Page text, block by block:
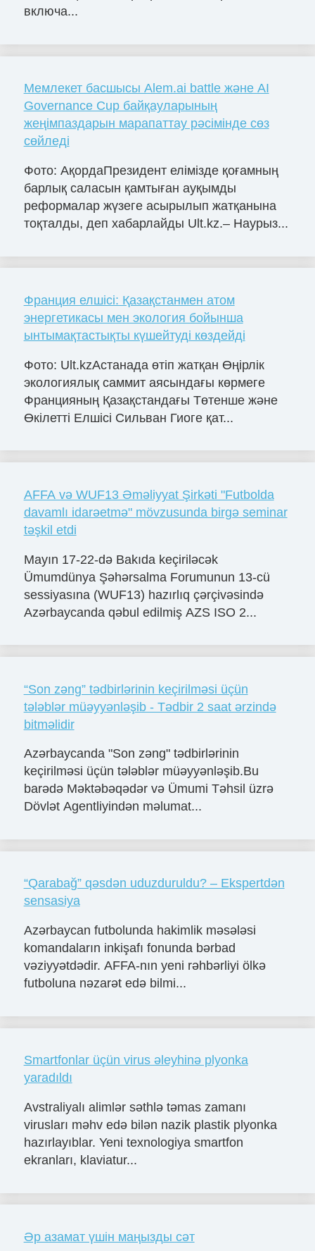
включа...
Мемлекет басшысы Alem.ai battle және AI
Governance Cup байқауларының
жеңімпаздарын марапаттау рәсімінде сөз
сөйледі
Фото: АқордаПрезидент елімізде қоғамның
барлық саласын қамтыған ауқымды
реформалар жүзеге асырылып жатқанына
тоқталды, деп хабарлайды Ult.kz.– Наурыз...
Франция елшісі: Қазақстанмен атом
энергетикасы мен экология бойынша
ынтымақтастықты күшейтуді көздейді
Фото: Ult.kzАстанада өтіп жатқан Өңірлік
экологиялық саммит аясындағы көрмеге
Францияның Қазақстандағы Төтенше және
Өкілетті Елшісі Сильван Гиоге қат...
AFFA və WUF13 Əməliyyat Şirkəti "Futbolda
davamlı idarəetmə" mövzusunda birgə seminar
təşkil etdi
Mayın 17-22-də Bakıda keçiriləcək
Ümumdünya Şəhərsalma Forumunun 13-cü
sessiyasına (WUF13) hazırlıq çərçivəsində
Azərbaycanda qəbul edilmiş AZS ISO 2...
“Son zəng” tədbirlərinin keçirilməsi üçün
tələblər müəyyənləşib - Tədbir 2 saat ərzində
bitməlidir
Azərbaycanda "Son zəng" tədbirlərinin
keçirilməsi üçün tələblər müəyyənləşib.Bu
barədə Məktəbəqədər və Ümumi Təhsil üzrə
Dövlət Agentliyindən məlumat...
“Qarabağ” qəsdən uduzduruldu? – Ekspertdən
sensasiya
Azərbaycan futbolunda hakimlik məsələsi
komandaların inkişafı fonunda bərbad
vəziyyətdədir. AFFA-nın yeni rəhbərliyi ölkə
futboluna nəzarət edə bilmi...
Smartfonlar üçün virus əleyhinə plyonka
yaradıldı
Avstraliyalı alimlər səthlə təmas zamanı
virusları məhv edə bilən nazik plastik plyonka
hazırlayıblar. Yeni texnologiya smartfon
ekranları, klaviatur...
Әр азамат үшін маңызды сәт